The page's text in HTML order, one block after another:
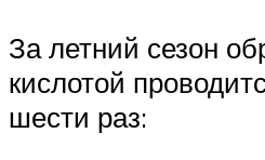
За летний сезон
кислотой
шести раз: